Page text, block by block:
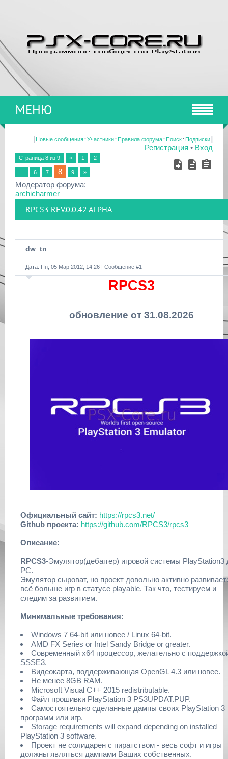
МЕНЮ
[Новые сообщения·Участники·Правила форума·Поиск·Подписки]
Регистрация • Вход
Страница 8 из 9 « 1 2
6 7 8 9 »
Модератор форума:
archicharmer
RPCS3 REV.0.0.42 ALPHA
dw_tn
Дата: Пн, 05 Мар 2012, 14:26 | Сообщение #1
RPCS3
обновление от 31.08.2026
Официальный сайт: https://rpcs3.net/
Github проекта: https://github.com/RPCS3/rpcs3
Описание:
RPCS3-Эмулятор(дебаггер) игровой системы PlayStation3
PC.
Эмулятор сыроват, но проект довольно активно
всё больше игр в статусе playable. Так что, тестируем и
следим за развитием.
Минимальные требования:
Windows 7 64-bit или новее / Linux 64-bit.
AMD FX Series or Intel Sandy Bridge or greater.
Современный x64 процессор, желательно с
SSSE3.
Видеокарта, поддерживающая OpenGL 4.3 или новее.
Не менее 8GB RAM.
Microsoft Visual C++ 2015 redistributable.
Файл прошивки PlayStation 3 PS3UPDAT.PUP.
Самостоятельно сделанные дампы своих PlayStation 3
программ или игр.
Storage requirements will expand depending on installed
PlayStation 3 software.
Проект не солидарен с пиратством - весь софт и игры
должны являться дампами Ваших собственных.